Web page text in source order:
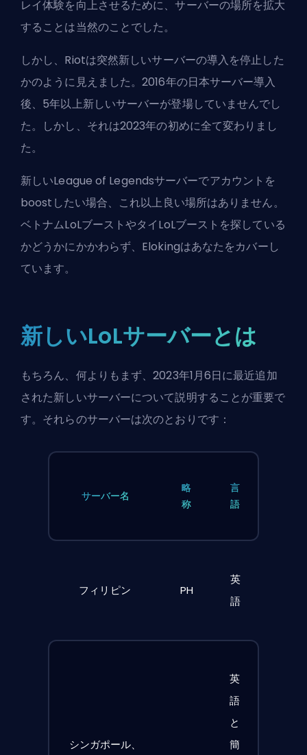
レイ体験を向上させるために、サーバーの場所を拡大
することは当然のことでした。
しかし、Riotは突然新しいサーバーの導入を停止した
かのように見えました。2016年の日本サーバー導入
後、5年以上新しいサーバーが登場していませんでし
た。しかし、それは2023年の初めに全て変わりまし
た。
新しいLeague of Legendsサーバーでアカウントを
boost したい場合、これ以上良い場所はありません。
ベトナムLoLブーストやタイLoLブーストを探している
かどうかにかかわらず、Elokingはあなたをカバーし
ています。
新しいLoLサーバーとは
もちろん、何よりもまず、2023年1月6日に最近追加
された新しいサーバーについて説明することが重要で
す。それらのサーバーは次のとおりです：
サーバー名
略
称
言
語
フィリピン PH
英
語
シンガポール、
英
語
と
簡